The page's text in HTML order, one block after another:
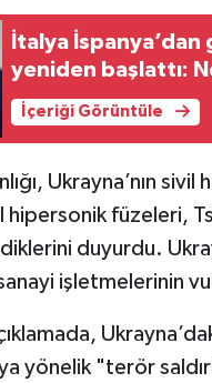
İtalya
yeniden başlattı:
İçeriği Görüntüle
Ukrayna’nın
hipersonik füzeleri,
duyurdu.
işletmelerinin
yönelik "terör